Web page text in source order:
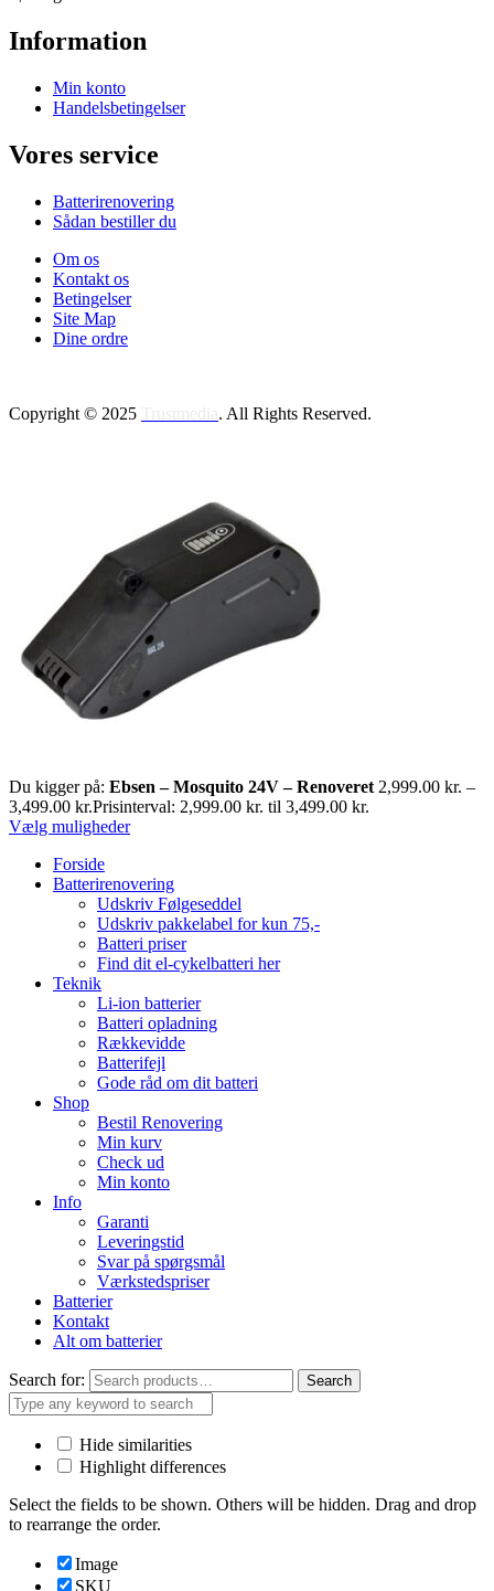
Information
Min konto
Handelsbetingelser
Vores service
Batterirenovering
Sådan bestiller du
Om os
Kontakt os
Betingelser
Site Map
Dine ordre
Copyright © 2025 . All Rights Reserved.
Du kigger på: Ebsen – Mosquito 24V – Renoveret 2,999.00 kr. –
3,499.00 kr.Prisinterval: 2,999.00 kr. til 3,499.00 kr.
Vælg muligheder
Forside
Batterirenovering
Udskriv Følgeseddel
Udskriv pakkelabel for kun 75,-
Batteri priser
Find dit el-cykelbatteri her
Teknik
Li-ion batterier
Batteri opladning
Rækkevidde
Batterifejl
Gode råd om dit batteri
Shop
Bestil Renovering
Min kurv
Check ud
Min konto
Info
Garanti
Leveringstid
Svar på spørgsmål
Værkstedspriser
Batterier
Kontakt
Alt om batterier
Search for: Search
Hide similarities
Highlight differences
Select the fields to be shown. Others will be hidden. Drag and drop
to rearrange the order.
Image
SKU